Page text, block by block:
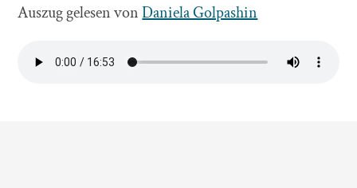
Auszug gelesen vonDaniela Golpashin